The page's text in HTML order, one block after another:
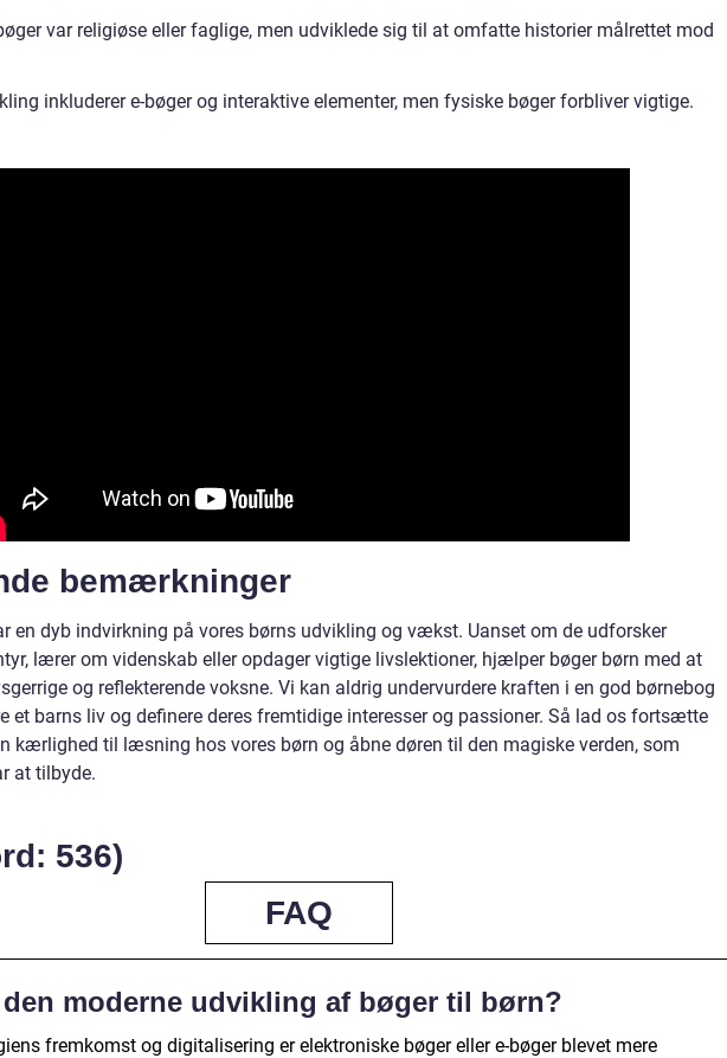
var religiøse eller faglige, men udviklede sig til at omfatte historier målrettet mod
inkluderer e-bøger og interaktive elementer, men fysiske bøger forbliver vigtige.
bemærkninger
en dyb indvirkning på vores børns udvikling og vækst. Uanset om de udforsker
lærer om videnskab eller opdager vigtige livslektioner, hjælper bøger børn med at
og reflekterende voksne. Vi kan aldrig undervurdere kraften i en god børnebog
et barns liv og definere deres fremtidige interesser og passioner. Så lad os fortsætte
kærlighed til læsning hos vores børn og åbne døren til den magiske verden, som
at tilbyde.
536)
FAQ
den moderne udvikling af bøger til børn?
fremkomst og digitalisering er elektroniske bøger eller e-bøger blevet mere